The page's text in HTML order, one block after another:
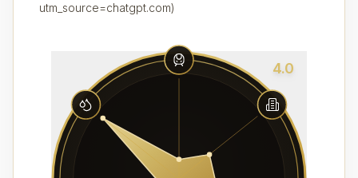
utm_source=chatgpt.com)
4.0